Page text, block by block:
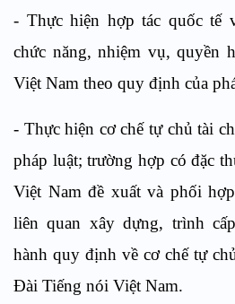
- Thực hiện hợp tác quốc tế
chức năng, nhiệm vụ, quyền
Việt Nam theo quy định của
- Thực hiện cơ chế tự chủ tài
pháp luật; trường hợp có đặc
Việt Nam đề xuất và phối
liên quan xây dựng, trình
hành quy định về cơ chế tự
Đài Tiếng nói Việt Nam.